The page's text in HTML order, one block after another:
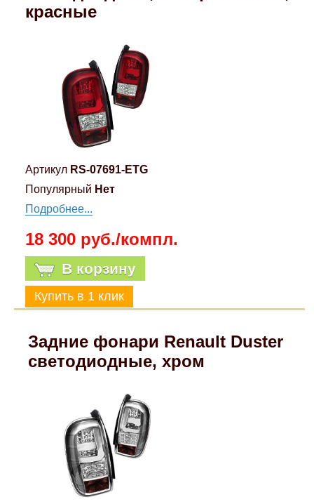
красные
Артикул RS-07691-ETG
Популярный Нет
Подробнее...
18 300 руб./компл.
В корзину
Задние фонари Renault Duster
светодиодные, хром
Компрессионные фитинги Poliext
Honda
Lada
Lexus
Mazda
Mercedes-Benz
Mitsubishi
Opel
Шпатлевки, штукатурки
Эмали универсальные акриловые
Магнитные панели на холодильник